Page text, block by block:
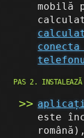
PAS 2.
este